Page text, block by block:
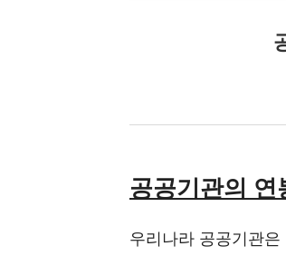
공공기관의 연
우리나라 공공기관